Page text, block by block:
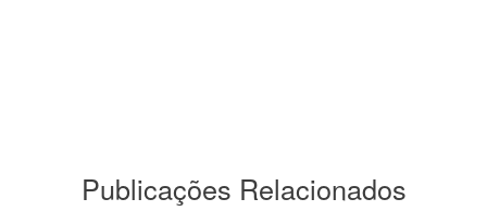
Publicações Relacionados